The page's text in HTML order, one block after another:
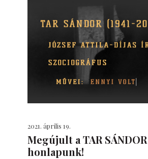
2021. április 19.
Megújult a TAR SÁNDOR
honlapunk!